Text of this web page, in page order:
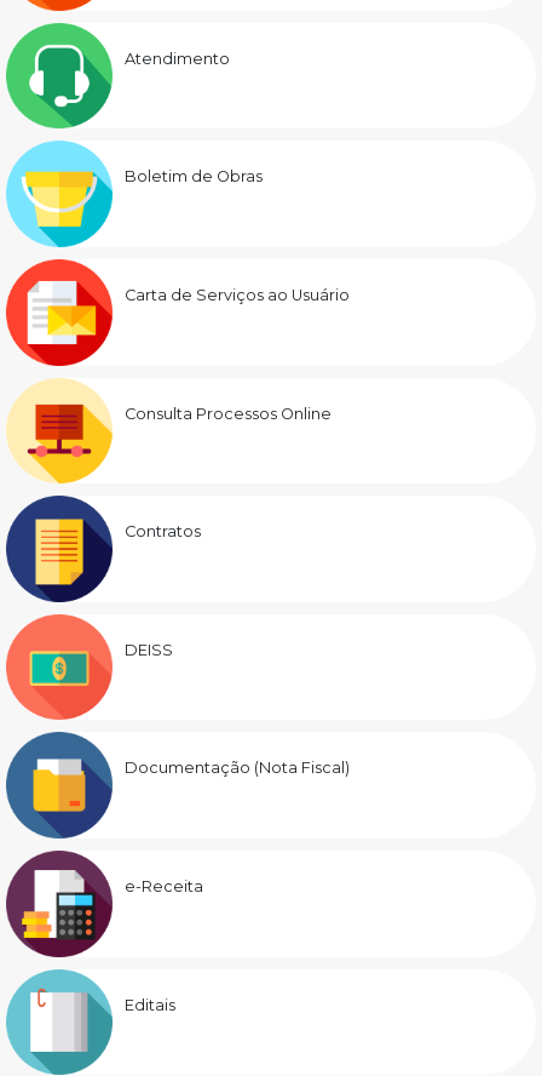
Atendimento
Boletim de Obras
Carta de Serviços ao Usuário
Consulta Processos Online
Contratos
DEISS
Documentação (Nota Fiscal)
e-Receita
Editais